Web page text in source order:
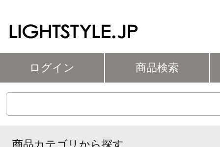
ログイン 商品検索
商品カテゴリから探す